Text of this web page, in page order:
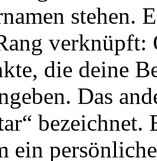
stehen.
verknüpft:
die deine
Das
ein